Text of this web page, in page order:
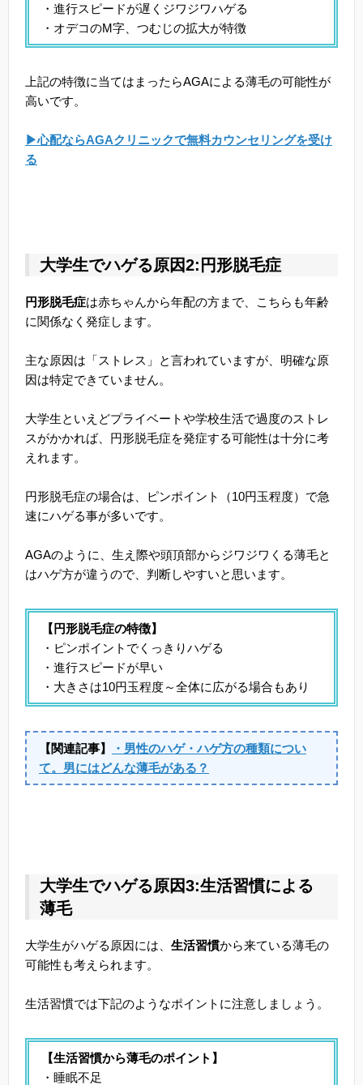
・進行スピードが遅くジワジワハゲる
・オデコのM字、つむじの拡大が特徴
上記の特徴に当てはまったらAGAによる薄毛の可能性が
高いです。
▶心配ならAGAクリニックで無料カウンセリングを受け
る
大学生でハゲる原因2:円形脱毛症
円形脱毛症は赤ちゃんから年配の方まで、こちらも年齢
に関係なく発症します。
主な原因は「ストレス」と言われていますが、明確な原
因は特定できていません。
大学生といえどプライベートや学校生活で過度のストレ
スがかかれば、円形脱毛症を発症する可能性は十分に考
えれます。
円形脱毛症の場合は、ピンポイント（10円玉程度）で急
速にハゲる事が多いです。
AGAのように、生え際や頭頂部からジワジワくる薄毛と
はハゲ方が違うので、判断しやすいと思います。
【円形脱毛症の特徴】
・ピンポイントでくっきりハゲる
・進行スピードが早い
・大きさは10円玉程度～全体に広がる場合もあり
【関連記事】
・男性のハゲ・ハゲ方の種類につい
て。男にはどんな薄毛がある？
大学生でハゲる原因3:生活習慣による
薄毛
大学生がハゲる原因には、 生活習慣から来ている薄毛の
可能性も考えられます。
生活習慣では下記のようなポイントに注意しましょう。
【生活習慣から薄毛のポイント】
・睡眠不足